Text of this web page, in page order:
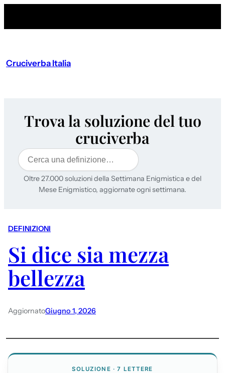
Cruciverba Italia
Trova la soluzione del tuo
cruciverba
Cerca
Oltre 27.000 soluzioni della Settimana Enigmistica e del
Mese Enigmistico, aggiornate ogni settimana.
DEFINIZIONI
Si dice sia mezza
bellezza
AggiornatoGiugno 1, 2026
SOLUZIONE · 7 LETTERE